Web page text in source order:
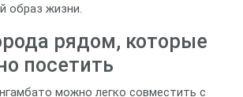
образ жизни.
рядом, которые
посетить
можно легко совместить с